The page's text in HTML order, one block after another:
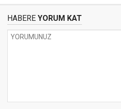
HABERE YORUM KAT